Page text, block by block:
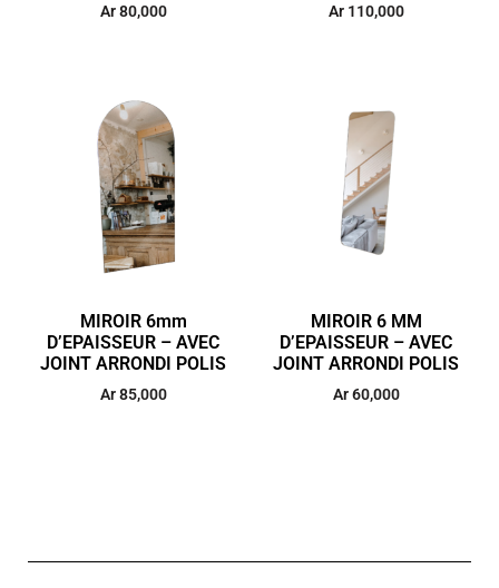
Ar80,000 Ar110,000
MIROIR 6mm
D’EPAISSEUR – AVEC
JOINT ARRONDI POLIS
Ar85,000
MIROIR 6 MM
D’EPAISSEUR – AVEC
JOINT ARRONDI POLIS
Ar60,000